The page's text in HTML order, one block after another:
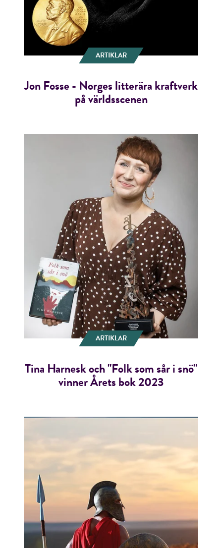
ARTIKLAR
Jon Fosse - Norges litterära kraftverk
på världsscenen
ARTIKLAR
Tina Harnesk och "Folk som sår i snö"
vinner Årets bok 2023